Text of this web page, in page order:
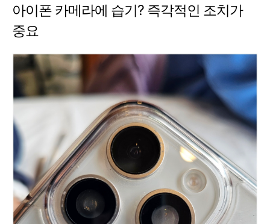
아이폰 카메라에 습기? 즉각적인 조치가
중요